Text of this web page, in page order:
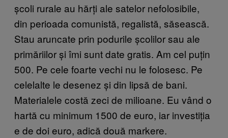
școli rurale au hărți ale satelor nefolosibile,
din perioada comunistă, regalistă, săsească.
Stau aruncate prin podurile școlilor sau ale
primăriilor și îmi sunt date gratis. Am cel puțin
500. Pe cele foarte vechi nu le folosesc. Pe
celelalte le desenez și din lipsă de bani.
Materialele costă zeci de milioane. Eu vând o
hartă cu minimum 1500 de euro, iar investiția
e de doi euro, adică două markere.